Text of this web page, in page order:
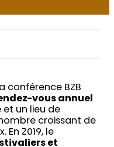
conférence B2B
vous annuel
et un lieu de
croissant de
En 2019, le
et